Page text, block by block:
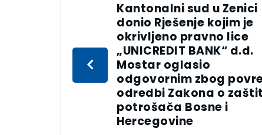
Kantonalni sud u Zenici
donio Rješenje kojim je
okrivljeno pravno lice
„UNICREDIT BANK“ d.d.
Mostar oglasio
odgovornim zbog
odredbi Zakona o
potrošača Bosne i
Hercegovine